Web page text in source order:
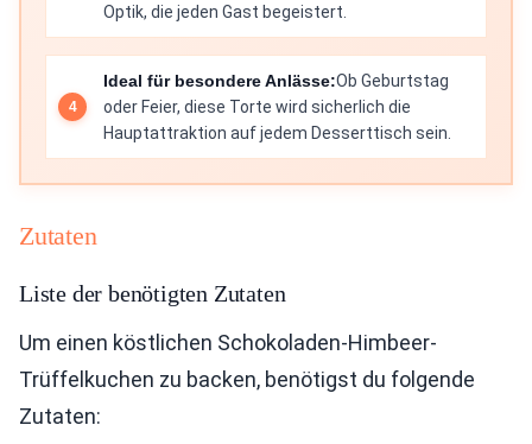
Optik, die jeden Gast begeistert.
Ideal für besondere Anlässe:Ob Geburtstag
oder Feier, diese Torte wird sicherlich die
Hauptattraktion auf jedem Desserttisch sein.
Zutaten
Liste der benötigten Zutaten
Um einen köstlichen Schokoladen-Himbeer-
Trüffelkuchen zu backen, benötigst du folgende
Zutaten: